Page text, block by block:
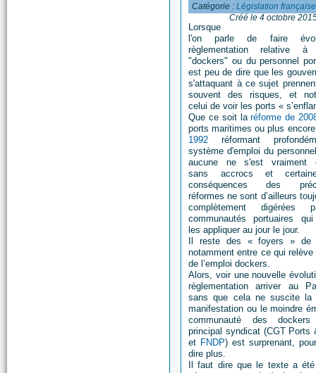
Catégorie :Législation française
Créé le 4 octobre
Lorsque
l'on parle de faire
règlementation relative à
"dockers" ou du personnel
est peu de dire que les
s'attaquant à ce sujet
souvent des risques, et
celui de voir les ports «
Que ce soit laréforme de
ports maritimes ou plus
1992 réformant
système d'emploi du
aucune ne s'est vraiment
sans accrocs et
conséquences des
réformes ne sont d’ailleurs
complètement digérées
communautés portuaires
les appliquer au jour le jour.
Il reste des « foyers » de
notamment entre ce qui relève
de l’emploi dockers.
Alors, voir une nouvelle
règlementation arriver au
sans que cela ne suscite la
manifestation ou le moindre
communauté des
principal syndicat (CGT Ports
et FNDP) est surprenant,
dire plus.
Il faut dire que le texte a été